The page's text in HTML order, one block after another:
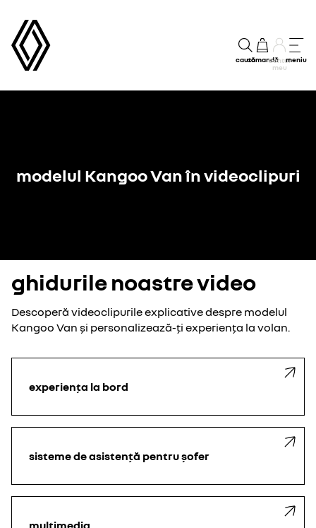
cautăcomandăContul
meu
meniu
modelul Kangoo Van în videoclipuri
ghidurile noastre video
Descoperă videoclipurile explicative despre modelul
Kangoo Van și personalizează-ți experiența la volan.
experiența la bord
sisteme de asistență pentru șofer
multimedia